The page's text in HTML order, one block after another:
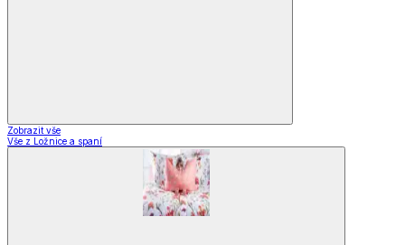
Zobrazit vše
Vše z Ložnice a spaní